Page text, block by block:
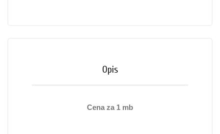
Opis
Cena za 1 mb